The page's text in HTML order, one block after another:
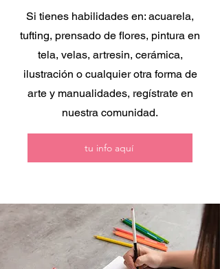
Si tienes habilidades en: acuarela,
tufting, prensado de flores, pintura en
tela, velas, artresin, cerámica,
ilustración o cualquier otra forma de
arte y manualidades, regístrate en
nuestra comunidad.
tu info aquí